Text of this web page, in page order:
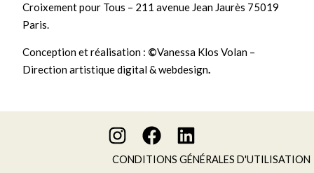
Croixement pour Tous – 211 avenue Jean Jaurès 75019
Paris.
Conception et réalisation : ©Vanessa Klos Volan –
Direction artistique digital & webdesign.
CONDITIONS GÉNÉRALES D'UTILISATION